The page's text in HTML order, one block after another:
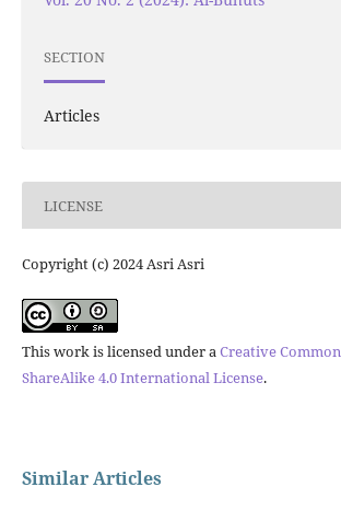
SECTION
Articles
LICENSE
Copyright (c) 2024 Asri Asri
This work is licensed under aCreative
ShareAlike 4.0 International License.
Similar Articles